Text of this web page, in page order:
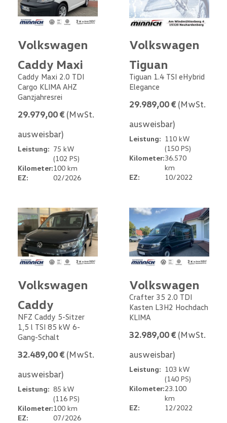
Volkswagen
Caddy Maxi
Caddy Maxi 2.0 TDI
Cargo KLIMA AHZ
Ganzjahresrei
29.979,00 € (MwSt.
ausweisbar)
Leistung: 75 kW
(102 PS)
Kilometer:100 km
EZ:
02/2026
Volkswagen
Tiguan
Tiguan 1.4 TSI eHybrid
Elegance
29.989,00 € (MwSt.
ausweisbar)
Leistung: 110 kW
(150 PS)
Kilometer:36.570
km
EZ:
10/2022
Volkswagen
Caddy
NFZ Caddy 5-Sitzer
1,5 l TSI 85 kW 6-
Gang-Schalt
32.489,00 € (MwSt.
ausweisbar)
Leistung: 85 kW
(116 PS)
Kilometer:100 km
EZ:
07/2026
Volkswagen
Crafter 35 2.0 TDI
Kasten L3H2 Hochdach
KLIMA
32.989,00 € (MwSt.
ausweisbar)
Leistung: 103 kW
(140 PS)
Kilometer:23.100
km
EZ:
12/2022